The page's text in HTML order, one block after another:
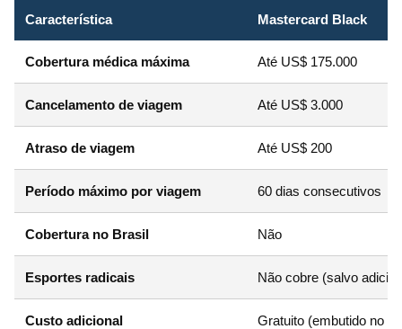
Característica Mastercard Black
Cobertura médica máxima Até US$ 175.000
Cancelamento de viagem Até US$ 3.000
Atraso de viagem Até US$ 200
Período máximo por viagem 60 dias consecutivos
Cobertura no Brasil Não
Esportes radicais Não cobre (salvo
Custo adicional Gratuito (embutido no